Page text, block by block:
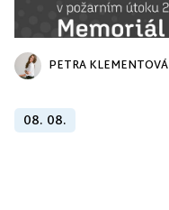
PETRA KLEMENTOVÁ
08. 08.